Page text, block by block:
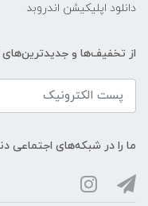
دانلود اپلیکیشن اندروبد
از تخفیف‌ها و جدیدترین‌های
ما را در شبکه‌های اجتماعی